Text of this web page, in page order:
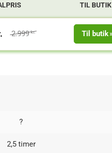
TIL BUTIK
2.999 kr. Til butik
?
2,5 timer